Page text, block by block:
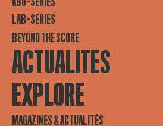
LAB-SERIES
BEYOND THE SCORE
ACTUALITES
EXPLORE
MAGAZINES & ACTUALITÉS